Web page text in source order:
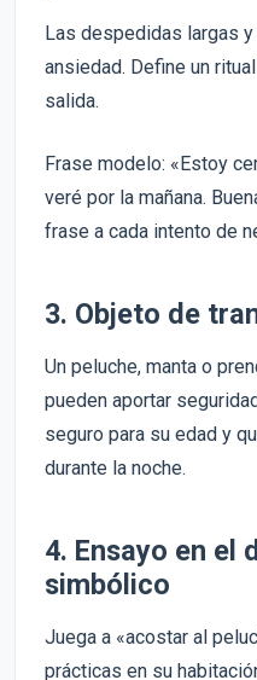
Las despedidas largas
ansiedad. Define un
salida.
Frase modelo: «Estoy
veré por la mañana.
frase a cada intento de
3. Objeto de
Un peluche, manta o
pueden aportar
seguro para su edad y
durante la noche.
4. Ensayo en el
simbólico
Juega a «acostar al
prácticas en su